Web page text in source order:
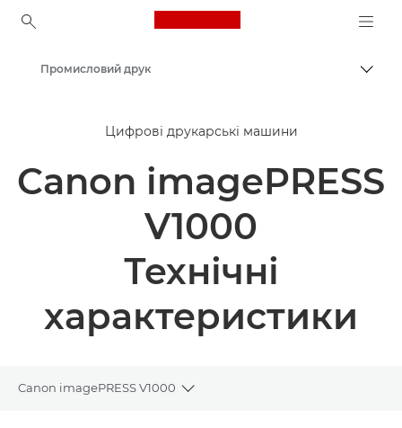
Canon Logo, back to
Рішення та послуги
Продукти для бізнесу
Промисловий друк
Цифрові друкарські машини
Canon imagePRESS
V1000
Технічні
характеристики
Canon imagePRESS V1000
Toggle breadcrumbs